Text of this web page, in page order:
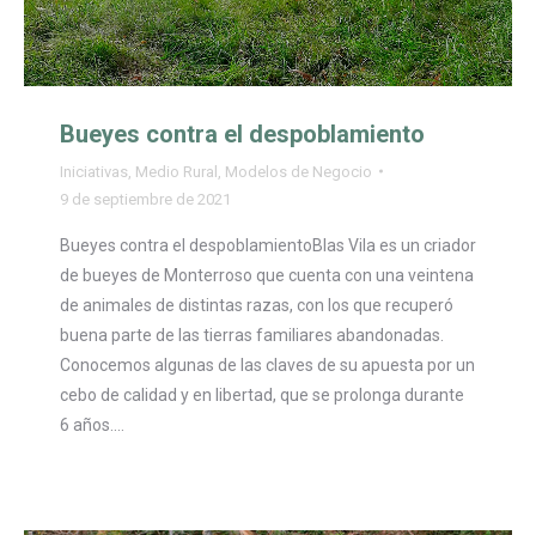
Bueyes contra el despoblamiento
Iniciativas Medio Rural
Modelos de Negocio
9 de septiembre de 2021
Bueyes contra el despoblamientoBlas Vila es un criador
de bueyes de Monterroso que cuenta con una veintena
de animales de distintas razas, con los que recuperó
buena parte de las tierras familiares abandonadas.
Conocemos algunas de las claves de su apuesta por un
cebo de calidad y en libertad, que se prolonga durante
6 años.…